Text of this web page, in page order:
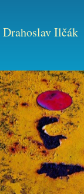
Drahoslav Ilčák